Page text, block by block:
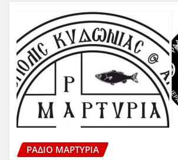
ΡΆΔΙΟ ΜΑΡΤΥΡΊΑ